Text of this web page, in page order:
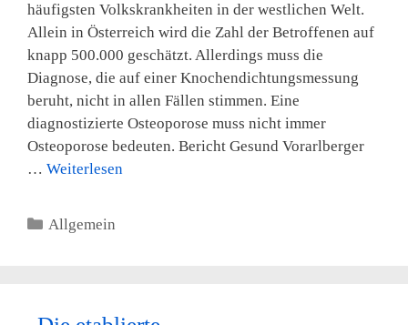
häufigsten Volkskrankheiten in der westlichen Welt.
Allein in Österreich wird die Zahl der Betroffenen auf
knapp 500.000 geschätzt. Allerdings muss die
Diagnose, die auf einer Knochendichtungsmessung
beruht, nicht in allen Fällen stimmen. Eine
diagnostizierte Osteoporose muss nicht immer
Osteoporose bedeuten. Bericht Gesund Vorarlberger
… Weiterlesen
Kategorien
Allgemein